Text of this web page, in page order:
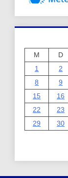
M
D
1
2
8
9
15
16
22
23
29
30